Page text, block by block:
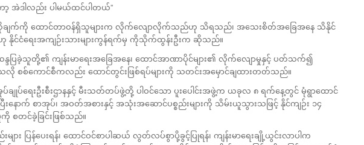
အဲဒါလည်း ပါမယ်ထင်ပါတယ်”
ချက်ကို ထောင်တာဝန်ရှိသူများက လိုက်လျောလိုက်သည်ဟု သိရသည်၊ အသေးစိတ်အခြေအနေ သိနိုင်
နိုင်ငံရေးအကျဉ်းသားများကွန်ရက်မှ ကိုသိုက်ထွန်းဦးက ဆိုသည်။
ဒပြခဲ့သူတို့၏ ကျန်းမာရေးအခြေအနေ၊ ထောင်အာဏာပိုင်များ၏ လိုက်လျောမှုနှင့် ပတ်သက်၍
စစ်ကောင်စီကလည်း ထောင်တွင်းဖြစ်ရပ်များကို သတင်းအမှောင်ချထားတတ်သည်။
ျုပ်ရေးဦးစီးဌာနနှင့် မီးသတ်တပ်ဖွဲ့တို့ ပါဝင်သော ပူးပေါင်းအဖွဲ့က ယခုလ ၈ ရက်နေ့တွင် မုံရွာထောင်
းနောက် စာအုပ်၊ အဝတ်အစားနှင့် အသုံးအဆောင်ပစ္စည်းများကို သိမ်းယူသွားသဖြင့် နိုင်ကျဉ်း ၁၄
စတင်ခဲ့ခြင်းဖြစ်သည်။
းများ ပြန်ပေးရန်၊ ထောင်ဝင်စာပါဆယ် လွတ်လပ်စွာပို့ခွင့်ပြုရန်၊ ကျန်းမာရေးချို့ယွင်းလာပါက